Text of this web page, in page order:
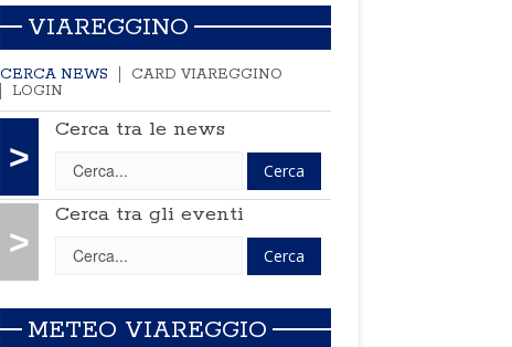
VIAREGGINO
CERCA NEWS
CARD VIAREGGINO
LOGIN
>
Cerca tra le news
>
Cerca tra gli eventi
METEO VIAREGGIO